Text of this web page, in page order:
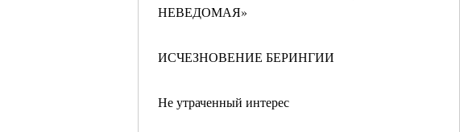
НЕВЕДОМАЯ»
ИСЧЕЗНОВЕНИЕ БЕРИНГИИ
Не утраченный интерес